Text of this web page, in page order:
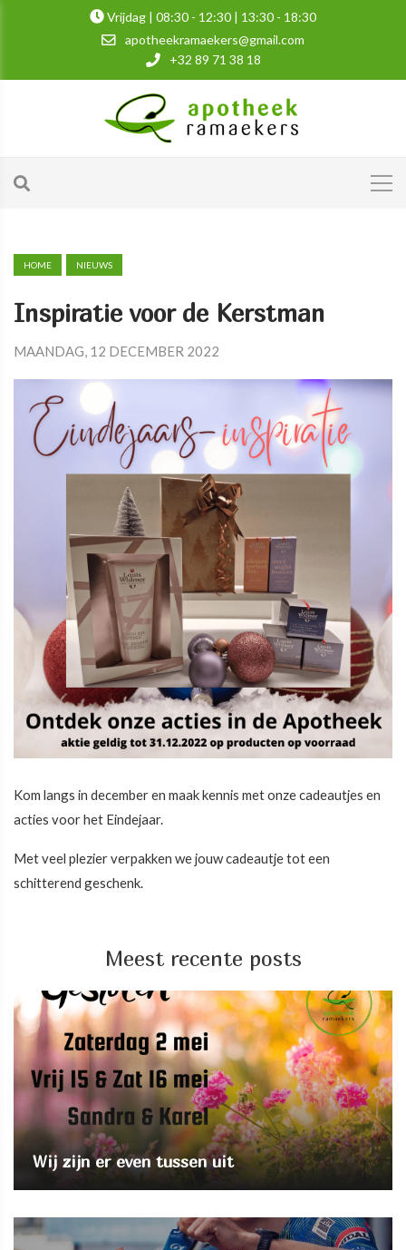
Vrijdag | 08:30 - 12:30 | 13:30 - 18:30
apotheekramaekers@gmail.com
+32 89 71 38 18
HOME NIEUWS
Inspiratie voor de Kerstman
MAANDAG, 12 DECEMBER 2022
Kom langs in december en maak kennis met onze cadeautjes en
acties voor het Eindejaar.
Met veel plezier verpakken we jouw cadeautje tot een
schitterend geschenk.
Meest recente posts
Wij zijn er even tussen uit